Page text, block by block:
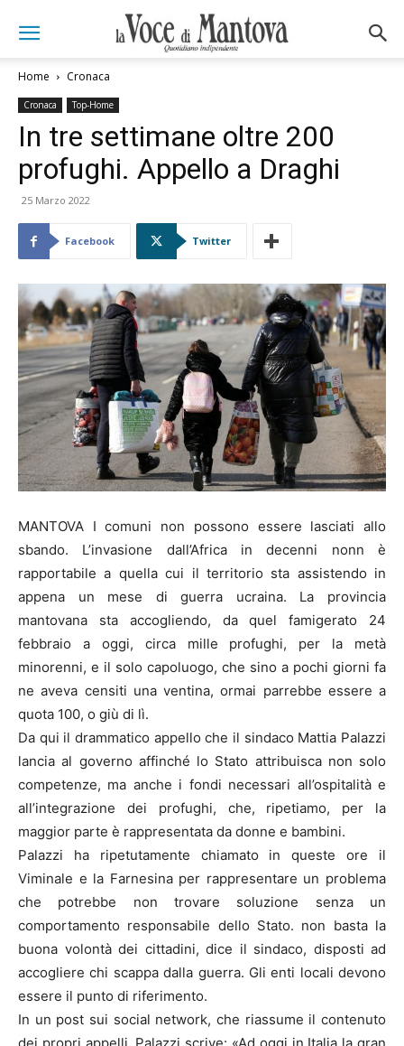
Home Cronaca
Cronaca Top-Home
In tre settimane oltre 200
profughi. Appello a Draghi
25 Marzo 2022
Facebook Twitter
MANTOVA I comuni non possono essere lasciati allo
sbando. L’invasione dall’Africa in decenni nonn è
rapportabile a quella cui il territorio sta assistendo in
appena un mese di guerra ucraina. La provincia
mantovana sta accogliendo, da quel famigerato 24
febbraio a oggi, circa mille profughi, per la metà
minorenni, e il solo capoluogo, che sino a pochi giorni fa
ne aveva censiti una ventina, ormai parrebbe essere a
quota 100, o giù di lì.
Da qui il drammatico appello che il sindaco Mattia Palazzi
lancia al governo affinché lo Stato attribuisca non solo
competenze, ma anche i fondi necessari all’ospitalità e
all’integrazione dei profughi, che, ripetiamo, per la
maggior parte è rappresentata da donne e bambini.
Palazzi ha ripetutamente chiamato in queste ore il
Viminale e la Farnesina per rappresentare un problema
che potrebbe non trovare soluzione senza un
comportamento responsabile dello Stato. non basta la
buona volontà dei cittadini, dice il sindaco, disposti ad
accogliere chi scappa dalla guerra. Gli enti locali devono
essere il punto di riferimento.
In un post sui social network, che riassume il contenuto